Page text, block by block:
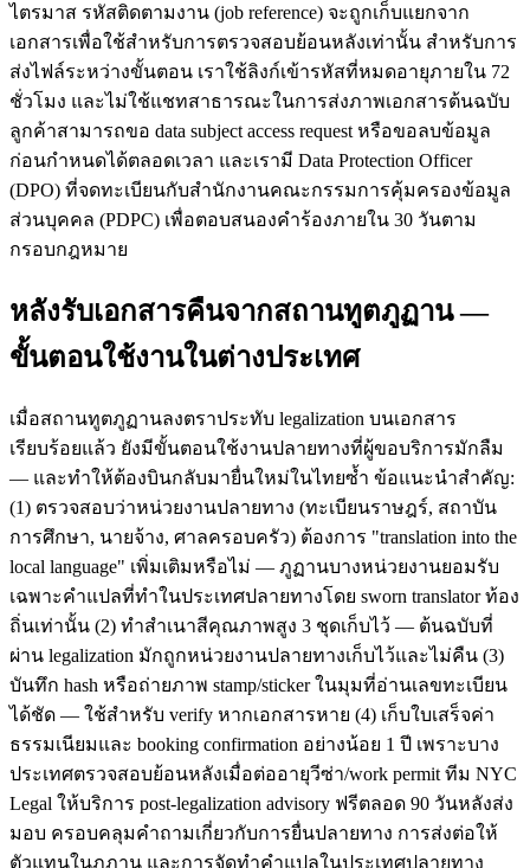
ไตรมาส รหัสติดตามงาน (job reference) จะถูกเก็บแยกจาก
เอกสารเพื่อใช้สำหรับการตรวจสอบย้อนหลังเท่านั้น สำหรับการ
ส่งไฟล์ระหว่างขั้นตอน เราใช้ลิงก์เข้ารหัสที่หมดอายุภายใน 72
ชั่วโมง และไม่ใช้แชทสาธารณะในการส่งภาพเอกสารต้นฉบับ
ลูกค้าสามารถขอ data subject access request หรือขอลบข้อมูล
ก่อนกำหนดได้ตลอดเวลา และเรามี Data Protection Officer
(DPO) ที่จดทะเบียนกับสำนักงานคณะกรรมการคุ้มครองข้อมูล
ส่วนบุคคล (PDPC) เพื่อตอบสนองคำร้องภายใน 30 วันตาม
กรอบกฎหมาย
หลังรับเอกสารคืนจากสถานทูตภูฏาน —
ขั้นตอนใช้งานในต่างประเทศ
เมื่อสถานทูตภูฏานลงตราประทับ legalization บนเอกสาร
เรียบร้อยแล้ว ยังมีขั้นตอนใช้งานปลายทางที่ผู้ขอบริการมักลืม
— และทำให้ต้องบินกลับมายื่นใหม่ในไทยซ้ำ ข้อแนะนำสำคัญ:
(1) ตรวจสอบว่าหน่วยงานปลายทาง (ทะเบียนราษฎร์, สถาบัน
การศึกษา, นายจ้าง, ศาลครอบครัว) ต้องการ "translation into the
local language" เพิ่มเติมหรือไม่ — ภูฏานบางหน่วยงานยอมรับ
เฉพาะคำแปลที่ทำในประเทศปลายทางโดย sworn translator ท้อง
ถิ่นเท่านั้น (2) ทำสำเนาสีคุณภาพสูง 3 ชุดเก็บไว้ — ต้นฉบับที่
ผ่าน legalization มักถูกหน่วยงานปลายทางเก็บไว้และไม่คืน (3)
บันทึก hash หรือถ่ายภาพ stamp/sticker ในมุมที่อ่านเลขทะเบียน
ได้ชัด — ใช้สำหรับ verify หากเอกสารหาย (4) เก็บใบเสร็จค่า
ธรรมเนียมและ booking confirmation อย่างน้อย 1 ปี เพราะบาง
ประเทศตรวจสอบย้อนหลังเมื่อต่ออายุวีซ่า/work permit ทีม NYC
Legal ให้บริการ post-legalization advisory ฟรีตลอด 90 วันหลังส่ง
มอบ ครอบคลุมคำถามเกี่ยวกับการยื่นปลายทาง การส่งต่อให้
ตัวแทนในภูฏาน และการจัดทำคำแปลในประเทศปลายทาง